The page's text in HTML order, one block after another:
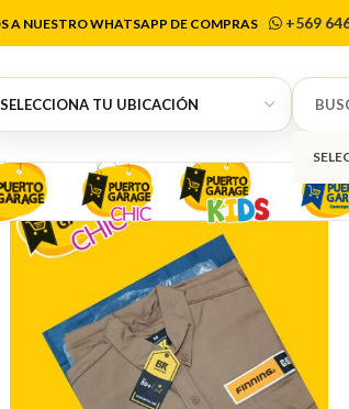
A NUESTRO WHATSAPP DE COMPRAS +569